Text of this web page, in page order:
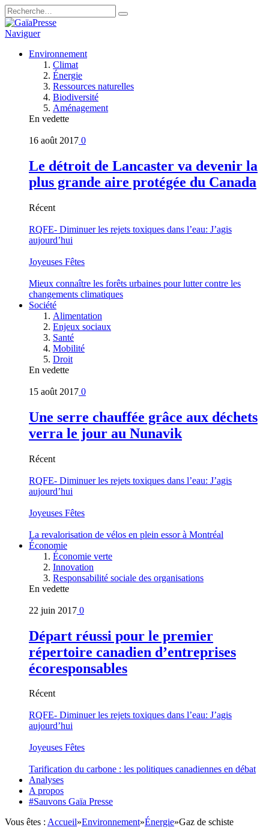
Naviguer
Environnement
Climat
Énergie
Ressources naturelles
Biodiversité
Aménagement
En vedette
16 août 2017 0
Le détroit de Lancaster va devenir la
plus grande aire protégée du Canada
Récent
RQFE- Diminuer les rejets toxiques dans l’eau: J’agis
aujourd’hui
Joyeuses Fêtes
Mieux connaître les forêts urbaines pour lutter contre les
changements climatiques
Société
Alimentation
Enjeux sociaux
Santé
Mobilité
Droit
En vedette
15 août 2017 0
Une serre chauffée grâce aux déchets
verra le jour au Nunavik
Récent
RQFE- Diminuer les rejets toxiques dans l’eau: J’agis
aujourd’hui
Joyeuses Fêtes
La revalorisation de vélos en plein essor à Montréal
Économie
Économie verte
Innovation
Responsabilité sociale des organisations
En vedette
22 juin 2017 0
Départ réussi pour le premier
répertoire canadien d’entreprises
écoresponsables
Récent
RQFE- Diminuer les rejets toxiques dans l’eau: J’agis
aujourd’hui
Joyeuses Fêtes
Tarification du carbone : les politiques canadiennes en débat
Analyses
A propos
#Sauvons Gaïa Presse
Vous êtes : Accueil»Environnement»Énergie»Gaz de schiste